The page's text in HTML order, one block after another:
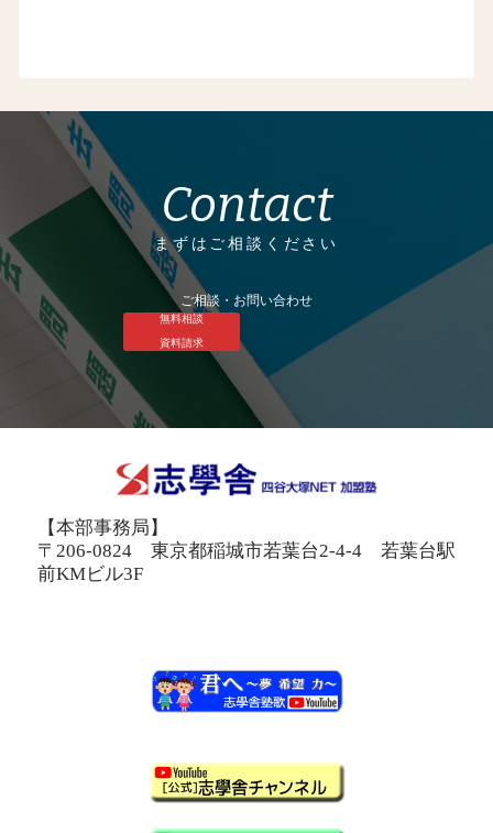
Contact
まずはご相談ください
ご相談・お問い合わせ
無料相談
資料請求
【本部事務局】
〒206-0824 東京都稲城市若葉台2-4-4 若葉台駅
前KMビル3F